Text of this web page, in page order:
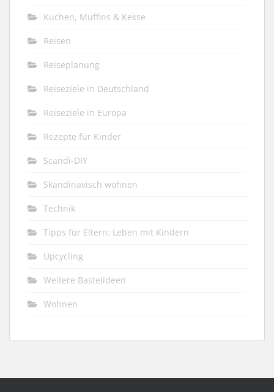
Kuchen, Muffins & Kekse
Reisen
Reiseplanung
Reiseziele in Deutschland
Reiseziele in Europa
Rezepte für Kinder
Scandi-DIY
Skandinavisch wohnen
Technik
Tipps für Eltern: Leben mit Kindern
Upcycling
Weitere Bastelideen
Wohnen